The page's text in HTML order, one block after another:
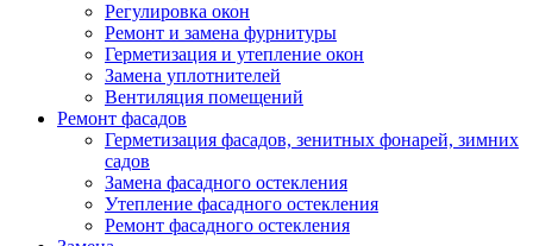
Регулировка окон
Ремонт и замена фурнитуры
Герметизация и утепление окон
Замена уплотнителей
Вентиляция помещений
Ремонт фасадов
Герметизация фасадов, зенитных фонарей, зимних
садов
Замена фасадного остекления
Утепление фасадного остекления
Ремонт фасадного остекления